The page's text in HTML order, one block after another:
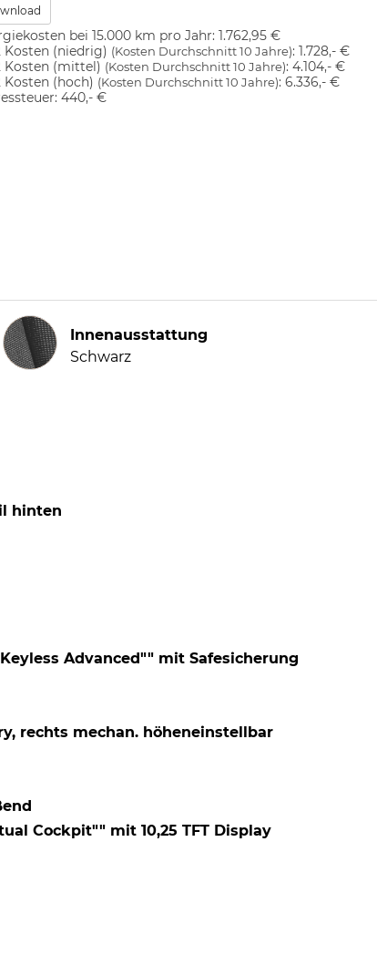
bei 15.000 km pro Jahr: 1.762,95 €
Kosten (niedrig) (Kosten Durchschnitt 10 Jahre): 1.728,- €
Kosten (mittel) (Kosten Durchschnitt 10 Jahre): 4.104,- €
Kosten (hoch) (Kosten Durchschnitt 10 Jahre): 6.336,- €
440,- €
Innenausstattung
Innenausstattung
Schwarz
hinten
Advanced"" mit Safesicherung
rechts mechan. höheneinstellbar
Cockpit"" mit 10,25 TFT Display